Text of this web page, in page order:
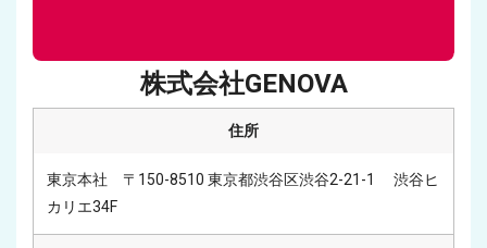
株式会社GENOVA
住所
東京本社　〒150-8510 東京都渋谷区渋谷2-21-1 　渋谷ヒ
カリエ34F